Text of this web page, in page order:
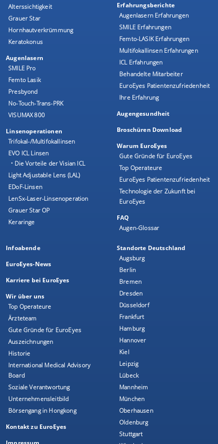
Alterssichtigkeit
Grauer Star
Hornhautverkrümmung
Keratokonus
Augenlasern
SMILE Pro
Femto Lasik
Presbyond
No-Touch-Trans-PRK
VISUMAX 800
Linsenoperationen
Trifokal-/Multifokallinsen
EVO ICL Linsen
• Die Vorteile der Visian ICL
Light Adjustable Lens (LAL)
EDoF-Linsen
LenSx-Laser-Linsenoperation
Grauer Star OP
Keraringe
Erfahrungsberichte
Augenlasern Erfahrungen
SMILE Erfahrungen
Femto-LASIK Erfahrungen
Multifokallinsen Erfahrungen
ICL Erfahrungen
Behandelte Mitarbeiter
EuroEyes Patientenzufriedenheit
Ihre Erfahrung
Augengesundheit
Broschüren Download
Warum EuroEyes
Gute Gründe für EuroEyes
Top Operateure
EuroEyes Patientenzufriedenheit
Technologie der Zukunft bei
EuroEyes
FAQ
Augen-Glossar
Infoabende
EuroEyes-News
Karriere bei EuroEyes
Wir über uns
Top Operateure
Ärzteteam
Gute Gründe für EuroEyes
Auszeichnungen
Historie
International Medical Advisory
Board
Soziale Verantwortung
Unternehmensleitbild
Börsengang in Hongkong
Kontakt zu EuroEyes
Standorte Deutschland
Augsburg
Berlin
Bremen
Dresden
Düsseldorf
Frankfurt
Hamburg
Hannover
Kiel
Leipzig
Lübeck
Mannheim
München
Oberhausen
Oldenburg
Stuttgart